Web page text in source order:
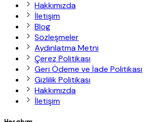
Hakkımızda
İletişim
Blog
Sözleşmeler
Aydınlatma Metni
Çerez Politikası
Geri Ödeme ve İade Politikası
Gizlilik Politikası
Hakkımızda
İletişim